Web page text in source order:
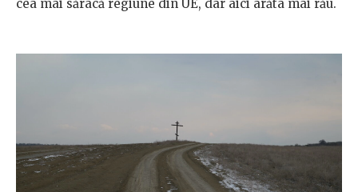
cea mai săracă regiune din UE, dar aici arăta mai rău.